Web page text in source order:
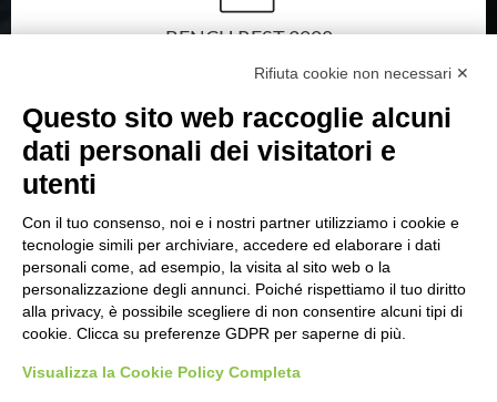
DOCUMENTI
PROGRAMMA SPORTIVO ISSF
PARTECIPA
ACCESSO RISERVATO TESSERAMENTO UITS
BENCH REST 2008
BENCH REST 2006
Rifiuta cookie non necessari ✕
Questo sito web raccoglie alcuni
dati personali dei visitatori e
utenti
Con il tuo consenso, noi e i nostri partner utilizziamo i cookie e
tecnologie simili per archiviare, accedere ed elaborare i dati
personali come, ad esempio, la visita al sito web o la
personalizzazione degli annunci. Poiché rispettiamo il tuo diritto
alla privacy, è possibile scegliere di non consentire alcuni tipi di
cookie. Clicca su preferenze GDPR per saperne di più.
Visualizza la Cookie Policy Completa